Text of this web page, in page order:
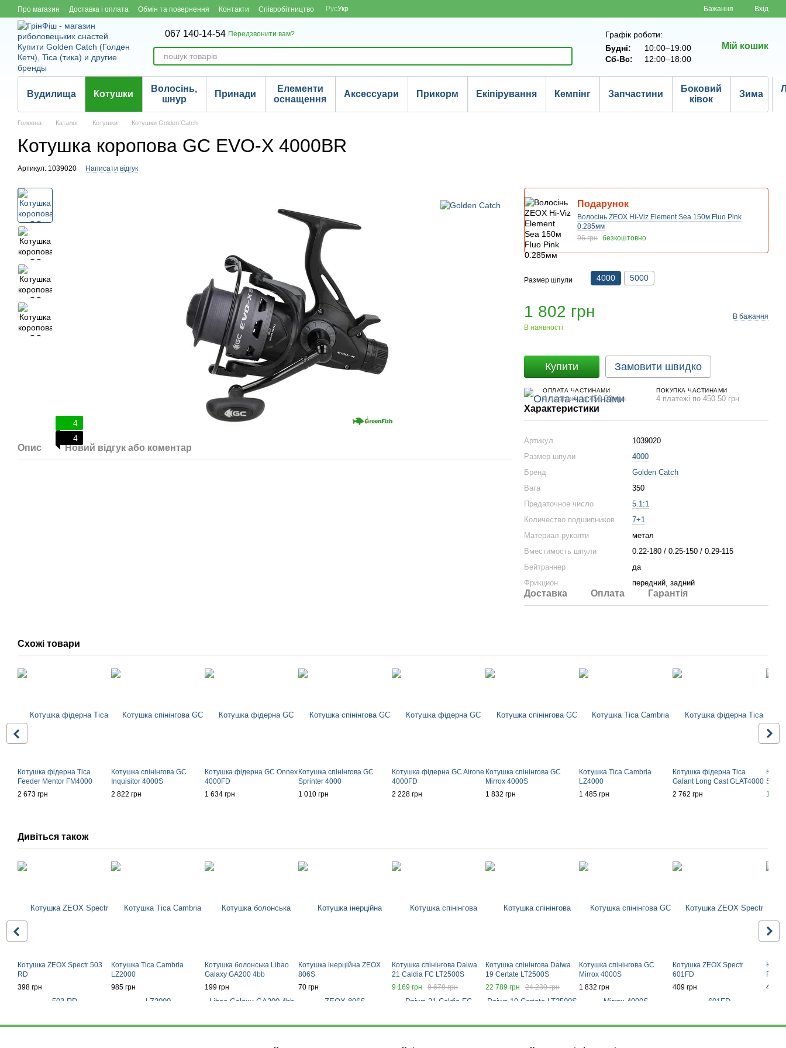
Перейти до основного контенту
Про магазин Доставка і оплата Обмін та повернення Контакти Співробітництво РусУкр Бажання Вхід
067 140-14-54 Передзвонити вам?
Графік роботи:
Будні:
10:00–19:00
Сб-Вс:
12:00–18:00
Мій кошик
Вудилища Котушки
Волосінь,
шнур
Принади
Елементи
оснащення
Аксессуари Прикорм Екіпірування Кемпінг Запчастини
Боковий
ківок
Зима
Головна Каталог Котушки Котушки Golden Catch
Котушка коропова GC EVO-X 4000BR
Артикул: 1039020 Написати відгук
4
4
Опис Новий відгук або коментар
Подарунок
Волосінь ZEOX Hi-Viz Element Sea 150м Fluo Pink
0.285мм
96 грн безкоштовно
Размер шпули 4000 5000
1 802 грн
В наявності
В бажання
Купити Замовити швидко
ОПЛАТА ЧАСТИНАМИ
4 платежі по 450.50 грн
ПОКУПКА ЧАСТИНАМИ
4 платежі по 450.50 грн
Характеристики
Артикул
1039020
Размер шпули
4000
Бренд
Golden Catch
Вага
350
Предаточное число
5.1:1
Количество подшипников
7+1
Материал рукояти
метал
Вместимость шпули
0.22-180 / 0.25-150 / 0.29-115
Бейтраннер
да
Фрикцион
передний, задний
Доставка Оплата Гарантія
Схожі товари
Котушка фідерна Tica
Feeder Mentor FM4000
2 673 грн
Котушка спінінгова GC
Inquisitor 4000S
2 822 грн
Котушка фідерна GC Onnex
4000FD
1 634 грн
Котушка спінінгова GC
Sprinter 4000
1 010 грн
Котушка фідерна GC Airone
4000FD
2 228 грн
Котушка спінінгова GC
Mirrox 4000S
1 832 грн
Котушка Tica Cambria
LZ4000
1 485 грн
Котушка фідерна Tica
Galant Long Cast GLAT4000
2 762 грн
1 921
Дивіться також
Котушка ZEOX Spectr 503
RD
398 грн
Котушка Tica Cambria
LZ2000
985 грн
Котушка болонська Libao
Galaxy GA200 4bb
199 грн
Котушка інерційна ZEOX
806S
70 грн
Котушка спінінгова Daiwa
21 Caldia FC LT2500S
9 169 грн
9 679 грн
Котушка спінінгова Daiwa
19 Certate LT2500S
22 789 грн
24 239 грн
Котушка спінінгова GC
Mirrox 4000S
1 832 грн
Котушка ZEOX Spectr
601FD
409 грн
RD
424